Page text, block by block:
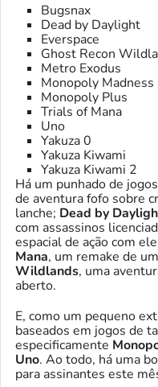
Bugsnax
Dead by Daylight
Everspace
Ghost Recon
Metro Exodus
Monopoly Madness
Monopoly Plus
Trials of Mana
Uno
Yakuza 0
Yakuza Kiwami
Yakuza Kiwami 2
Há um punhado de
de aventura fofo sobre
lanche; Dead by
com assassinos
espacial de ação com
Mana, um remake de
Wildlands, uma
aberto.
E, como um pequeno
baseados em jogos de
especificamente
Uno. Ao todo, há uma
para assinantes este